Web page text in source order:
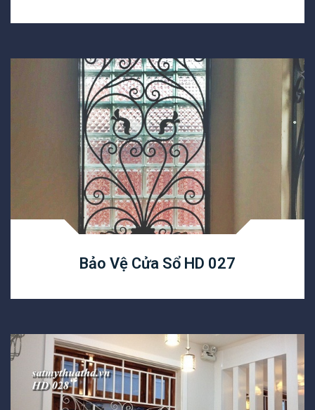
Bảo Vệ Cửa Sổ HD 027